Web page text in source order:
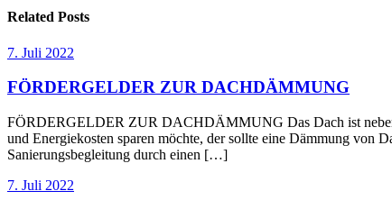
Related Posts
7. Juli 2022
FÖRDERGELDER ZUR DACHDÄMMUNG
FÖRDERGELDER ZUR DACHDÄMMUNG Das Dach ist neben
und Energiekosten sparen möchte, der sollte eine Dämmung von
Sanierungsbegleitung durch einen […]
7. Juli 2022